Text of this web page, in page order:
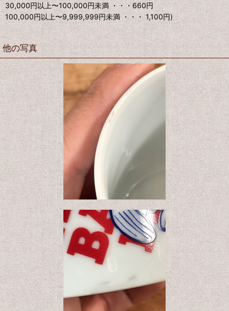
30,000円以上〜100,000円未満 ・・・660円
100,000円以上〜9,999,999円未満 ・・・ 1,100円)
他の写真